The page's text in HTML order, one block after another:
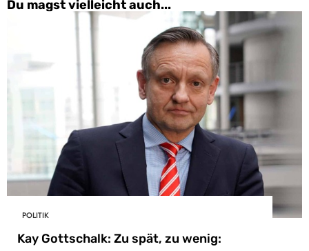
Du magst vielleicht auch...
POLITIK
Kay Gottschalk: Zu spät, zu wenig: